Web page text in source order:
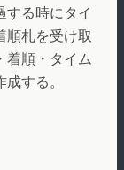
する時にタイ
順札を受け取
着順・タイム
する。